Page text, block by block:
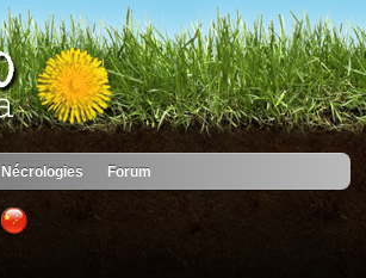
Nécrologies Forum